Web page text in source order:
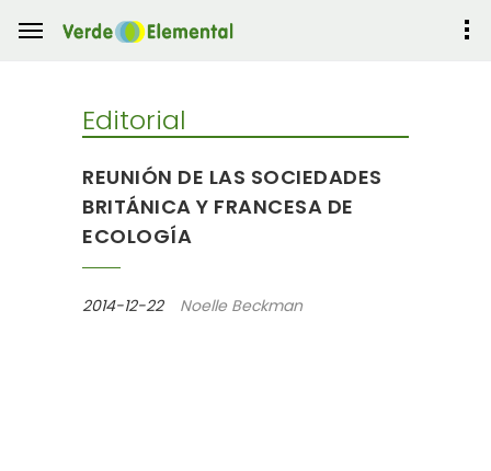
Editorial
REUNIÓN DE LAS SOCIEDADES
BRITÁNICA Y FRANCESA DE
ECOLOGÍA
2014-12-22 Noelle Beckman